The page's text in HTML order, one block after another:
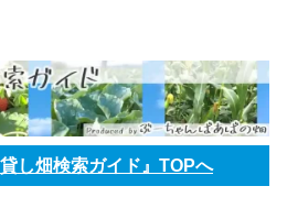
し畑検索ガイド』TOPへ